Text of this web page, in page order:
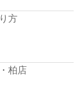
方
柏店